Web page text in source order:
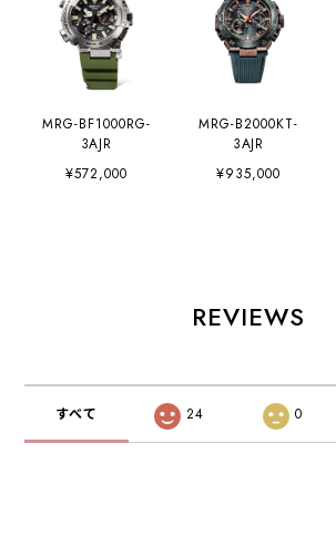
MRG-BF1000RG-
3AJR
¥572,000
MRG-B2000KT-
3AJR
¥935,000
REVIEWS
すべて 24 0